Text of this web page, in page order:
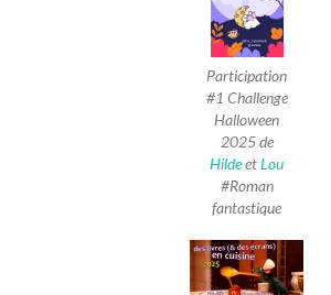
Participation
#1 Challenge
Halloween
2025 de
HildeetLou
#Roman
fantastique